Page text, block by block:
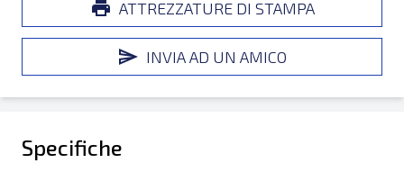
ATTREZZATURE DI STAMPA
INVIA AD UN AMICO
Specifiche